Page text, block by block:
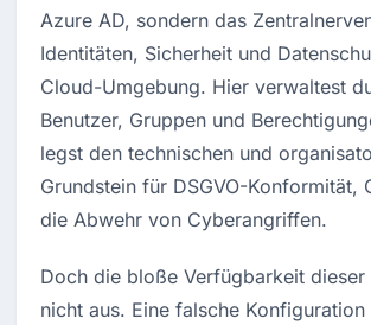
Azure AD, sondern das
Identitäten, Sicherheit und
Cloud-Umgebung. Hier verwaltest
Benutzer, Gruppen und
legst den technischen und
Grundstein für DSGVO-Konformität,
die Abwehr von Cyberangriffen.
Doch die bloße Verfügbarkeit dieser
nicht aus. Eine falsche